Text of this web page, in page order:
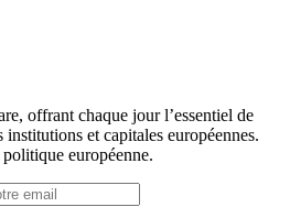
offrant chaque jour l’essentiel de
institutions et capitales européennes.
européenne.